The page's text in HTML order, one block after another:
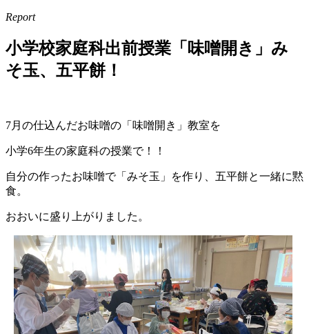
Report
小学校家庭科出前授業「味噌開き」み
そ玉、五平餅！
7月の仕込んだお味噌の「味噌開き」教室を
小学6年生の家庭科の授業で！！
自分の作ったお味噌で「みそ玉」を作り、五平餅と一緒に黙
食。
おおいに盛り上がりました。